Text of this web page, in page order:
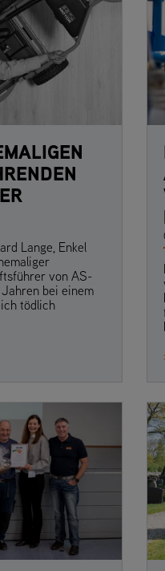
Lange, Enkel
von AS-
bei einem
tödlich